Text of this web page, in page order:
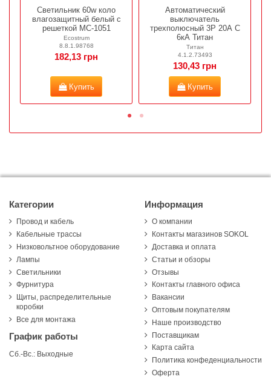
Светильник 60w коло
влагозащитный белый с
решеткой МС-1051
Ecostrum
8.8.1.98768
182,13 грн
Купить
Автоматический
выключатель
трехполюсный 3Р 20А C
6кА Титан
Титан
4.1.2.73493
130,43 грн
Купить
Категории
Провод и кабель
Кабельные трассы
Низковольтное оборудование
Лампы
Светильники
Фурнитура
Щиты, распределительные
коробки
Все для монтажа
График работы
Сб.-Вс.: Выходные
Информация
О компании
Контакты магазинов SOKOL
Доставка и оплата
Статьи и обзоры
Отзывы
Контакты главного офиса
Вакансии
Оптовым покупателям
Наше производство
Поставщикам
Карта сайта
Политика конфеденциальности
Оферта